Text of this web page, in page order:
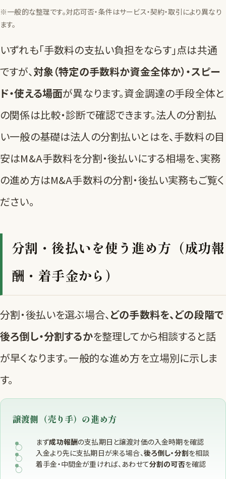
※一般的な整理です。対応可否・条件はサービス・契約・取引により異なり
ます。
いずれも「手数料の支払い負担をならす」点は共通
ですが、対象（特定の手数料か資金全体か）・スピー
ド・使える場面が異なります。資金調達の手段全体と
の関係は比較・診断で確認できます。法人の分割払
い一般の基礎は法人の分割払いとはを、手数料の目
安はM&A手数料を分割・後払いにする相場を、実務
の進め方はM&A手数料の分割・後払い実務もご覧く
ださい。
分割・後払いを使う進め方（成功報
酬・着手金から）
分割・後払いを選ぶ場合、どの手数料を、どの段階で
後ろ倒し・分割するかを整理してから相談すると話
が早くなります。一般的な進め方を立場別に示しま
す。
譲渡側（売り手）の進め方
まず成功報酬の支払期日と譲渡対価の入金時期を確認
入金より先に支払期日が来る場合、後ろ倒し・分割を相談
着手金・中間金が重ければ、あわせて分割の可否を確認